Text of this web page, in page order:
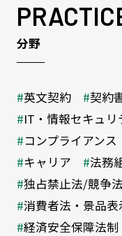
分野
英文契約 契約
IT・情報セキュリ
コンプライアンス
キャリア
法務
独占禁止法/競争
消費者法・景品表
経済安全保障法制